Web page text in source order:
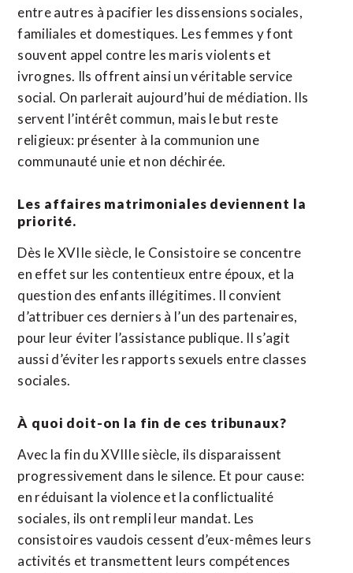
entre autres à pacifier les dissensions sociales,
familiales et domestiques. Les femmes y font
souvent appel contre les maris violents et
ivrognes. Ils offrent ainsi un véritable service
social. On parlerait aujourd’hui de médiation. Ils
servent l’intérêt commun, mais le but reste
religieux: présenter à la communion une
communauté unie et non déchirée.
Les affaires matrimoniales deviennent la
priorité.
Dès le XVIIe siècle, le Consistoire se concentre
en effet sur les contentieux entre époux, et la
question des enfants illégitimes. Il convient
d’attribuer ces derniers à l’un des partenaires,
pour leur éviter l’assistance publique. Il s’agit
aussi d’éviter les rapports sexuels entre classes
sociales.
À quoi doit-on la fin de ces tribunaux?
Avec la fin du XVIIIe siècle, ils disparaissent
progressivement dans le silence. Et pour cause:
en réduisant la violence et la conflictualité
sociales, ils ont rempli leur mandat. Les
consistoires vaudois cessent d’eux-mêmes leurs
activités et transmettent leurs compétences